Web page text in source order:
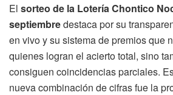
El sorteo de la Lotería Chontico
septiembredestaca por su
en vivo y su sistema de premios que
quienes logran el acierto total, sino
consiguen coincidencias parciales.
nueva combinación de cifras fue la